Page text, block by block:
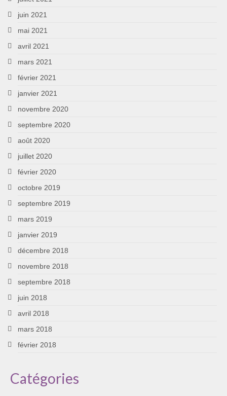
juin 2021
mai 2021
avril 2021
mars 2021
février 2021
janvier 2021
novembre 2020
septembre 2020
août 2020
juillet 2020
février 2020
octobre 2019
septembre 2019
mars 2019
janvier 2019
décembre 2018
novembre 2018
septembre 2018
juin 2018
avril 2018
mars 2018
février 2018
Catégories